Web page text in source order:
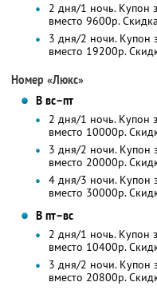
2 дня/1 ночь. Купон
вместо 9600р.
3 дня/2 ночи. Купон
вместо 19200р.
Номер «Люкс»
В вс–пт
2 дня/1 ночь. Купон
вместо 10000р.
3 дня/2 ночи. Купон
вместо 20000р.
4 дня/3 ночи. Купон
вместо 30000р.
В пт–вс
2 дня/1 ночь. Купон
вместо 10400р.
3 дня/2 ночи. Купон
вместо 20800р.